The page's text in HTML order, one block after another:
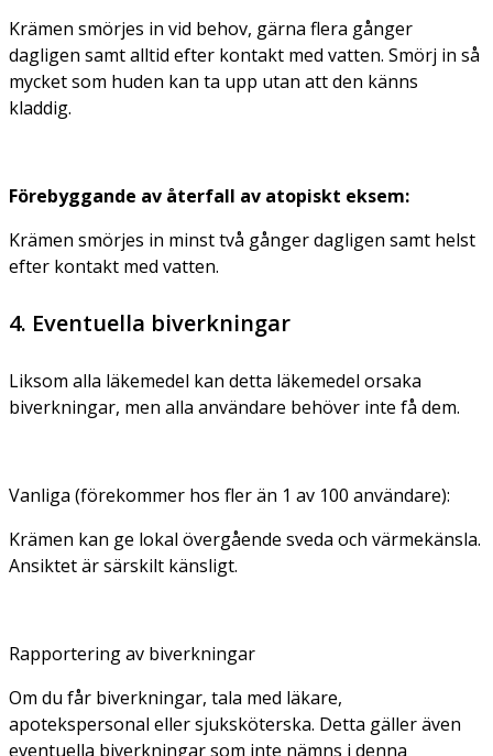
Krämen smörjes in vid behov, gärna flera gånger
dagligen samt alltid efter kontakt med vatten. Smörj in så
mycket som huden kan ta upp utan att den känns
kladdig.
Förebyggande av återfall av atopiskt eksem:
Krämen smörjes in minst två gånger dagligen samt helst
efter kontakt med vatten.
4. Eventuella biverkningar
Liksom alla läkemedel kan detta läkemedel orsaka
biverkningar, men alla användare behöver inte få dem.
Vanliga (förekommer hos fler än 1 av 100 användare):
Krämen kan ge lokal övergående sveda och värmekänsla.
Ansiktet är särskilt känsligt.
Rapportering av biverkningar
Om du får biverkningar, tala med läkare,
apotekspersonal eller sjuksköterska. Detta gäller även
eventuella biverkningar som inte nämns i denna